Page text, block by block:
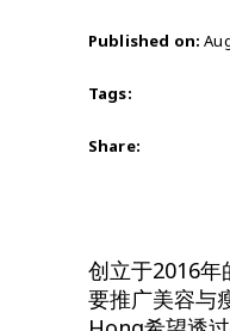
Published on:
Tags:
Share:
创立于2016
要推广美容与